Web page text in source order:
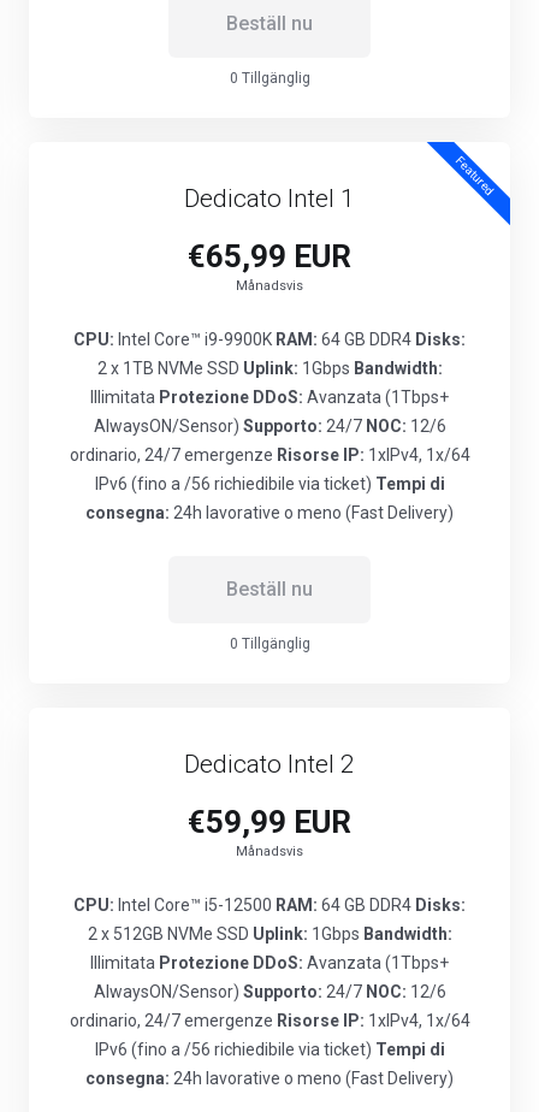
Beställ nu
0 Tillgänglig
Featured
Dedicato Intel 1
€65,99 EUR
Månadsvis
CPU: Intel Core™ i9-9900K RAM: 64 GB DDR4 Disks:
2 x 1TB NVMe SSD Uplink: 1Gbps Bandwidth:
Illimitata Protezione DDoS: Avanzata (1Tbps+
AlwaysON/Sensor) Supporto: 24/7 NOC: 12/6
ordinario, 24/7 emergenze Risorse IP: 1xIPv4, 1x/64
IPv6 (fino a /56 richiedibile via ticket) Tempi di
consegna: 24h lavorative o meno (Fast Delivery)
Beställ nu
0 Tillgänglig
Dedicato Intel 2
€59,99 EUR
Månadsvis
CPU: Intel Core™ i5-12500 RAM: 64 GB DDR4 Disks:
2 x 512GB NVMe SSD Uplink: 1Gbps Bandwidth:
Illimitata Protezione DDoS: Avanzata (1Tbps+
AlwaysON/Sensor) Supporto: 24/7 NOC: 12/6
ordinario, 24/7 emergenze Risorse IP: 1xIPv4, 1x/64
IPv6 (fino a /56 richiedibile via ticket) Tempi di
consegna: 24h lavorative o meno (Fast Delivery)